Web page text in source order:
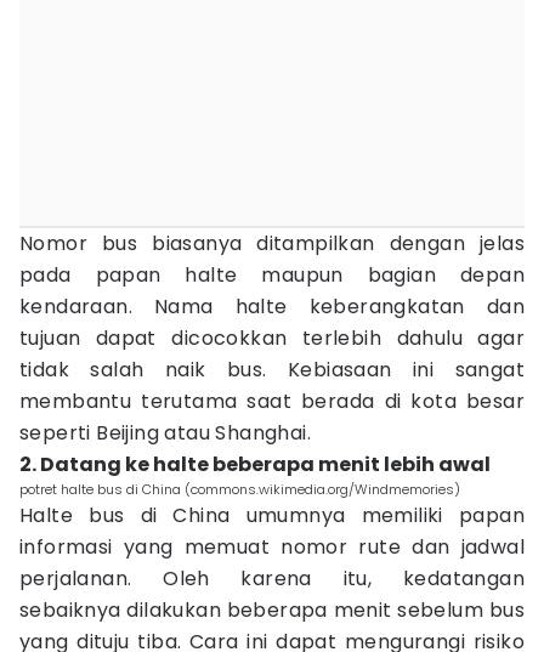
Nomor bus biasanya ditampilkan dengan jelas
pada papan halte maupun bagian depan
kendaraan. Nama halte keberangkatan dan
tujuan dapat dicocokkan terlebih dahulu agar
tidak salah naik bus. Kebiasaan ini sangat
membantu terutama saat berada di kota besar
seperti Beijing atau Shanghai.
2. Datang ke halte beberapa menit lebih awal
potret halte bus di China (commons.wikimedia.org/Windmemories)
Halte bus di China umumnya memiliki papan
informasi yang memuat nomor rute dan jadwal
perjalanan. Oleh karena itu, kedatangan
sebaiknya dilakukan beberapa menit sebelum bus
yang dituju tiba. Cara ini dapat mengurangi risiko